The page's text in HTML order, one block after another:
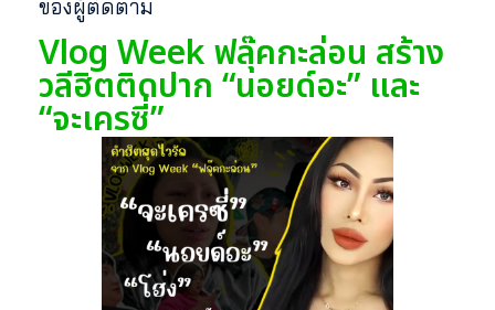
ของผู้ติดตาม
Vlog Week ฟลุ๊คกะล่อน สร้าง
วลีฮิตติดปาก “นอยด์อะ” และ
“จะเครซี่”